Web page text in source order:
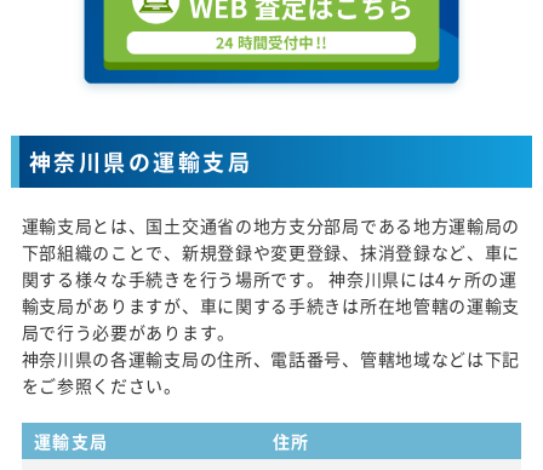
神奈川県の運輸支局
運輸支局とは、国土交通省の地方支分部局である地方運輸局の
下部組織のことで、新規登録や変更登録、抹消登録など、車に
関する様々な手続きを行う場所です。 神奈川県には4ヶ所の運
輸支局がありますが、車に関する手続きは所在地管轄の運輸支
局で行う必要があります。
神奈川県の各運輸支局の住所、電話番号、管轄地域などは下記
をご参照ください。
運輸支局 住所